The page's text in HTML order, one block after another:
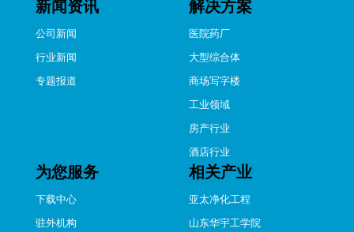
新闻资讯
公司新闻
行业新闻
专题报道
解决方案
医院药厂
大型综合体
商场写字楼
工业领域
房产行业
酒店行业
为您服务
下载中心
驻外机构
相关产业
亚太净化工程
山东华宇工学院